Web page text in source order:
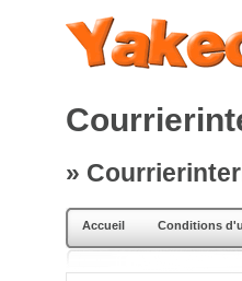
»
Accueil Conditions